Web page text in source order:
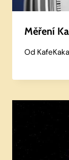
Měření
Od